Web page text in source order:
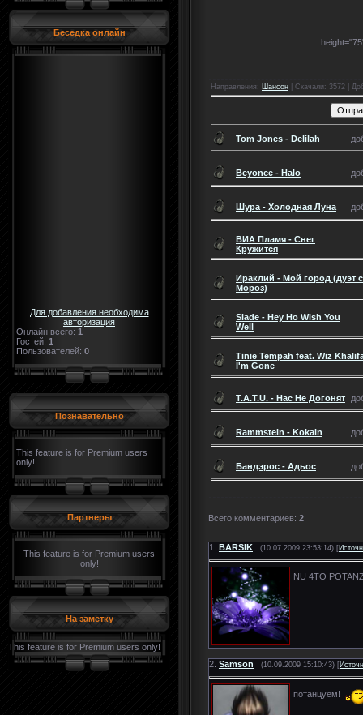
Беседка онлайн
Для добавления необходима
авторизация
Онлайн всего: 1
Гостей: 1
Пользователей: 0
Познавательно
This feature is for Premium users
only!
Партнеры
This feature is for Premium users
only!
На заметку
This feature is for Premium users only!
Направления : Шансон Скачали: 3572 |
Tom Jones - Delilah
Beyonce - Halo
Шура - Холодная Луна
ВИА Пламя - Снег
Кружится
Ираклий - Мой город (дуэт
Мороз)
Slade - Hey Ho Wish You
Well
Tinie Tempah feat. Wiz
I'm Gone
T.A.T.U. - Нас Не Догонят
Rammstein - Kokain
Бандэрос - Адьос
Всего комментариев: 2
1. BARSIK (10.07.2009 23:53:14) [
NU 4TO
2. Samson (10.09.2009 15:10:43) [
потанцуем!